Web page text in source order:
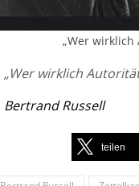
„Wer wirklich
„Wer wirklich
Bertrand Russell
teilen